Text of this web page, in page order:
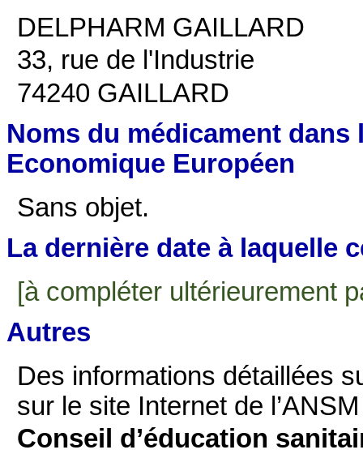
DELPHARM GAILLARD
33, rue de l'Industrie
74240 GAILLARD
Noms du médicament
Economique Européen
Sans objet.
La dernière date à laquelle
[à compléter ultérieurement
Autres
Des informations détaillées
sur le site Internet de
Conseil d’éducation